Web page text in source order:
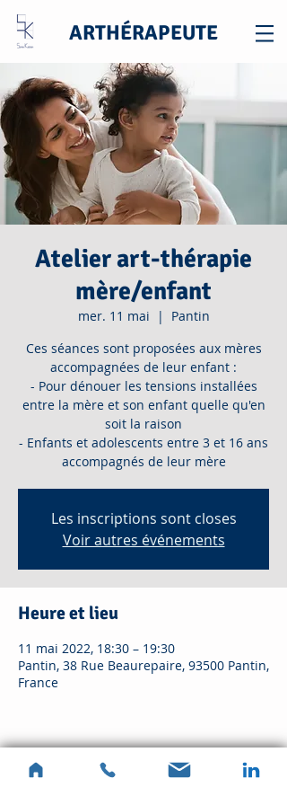
ARTHÉRAPEUTE
Atelier art-thérapie
mère/enfant
mer. 11 mai
  |
Pantin
Ces séances sont proposées aux mères
accompagnées de leur enfant :
- Pour dénouer les tensions installées
entre la mère et son enfant quelle qu'en
soit la raison
- Enfants et adolescents entre 3 et 16 ans
accompagnés de leur mère
Les inscriptions sont closes
Voir autres événements
Heure et lieu
11 mai 2022, 18:30 – 19:30
Pantin, 38 Rue Beaurepaire, 93500 Pantin,
France
Partager cet événement